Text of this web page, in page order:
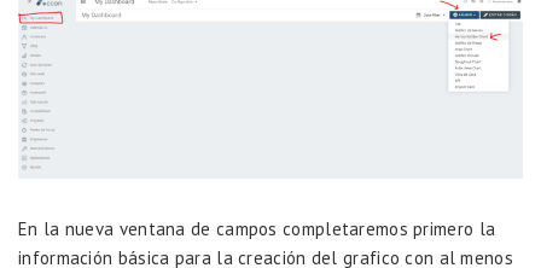
En la nueva ventana de campos completaremos primero la
información básica para la creación del grafico con al menos